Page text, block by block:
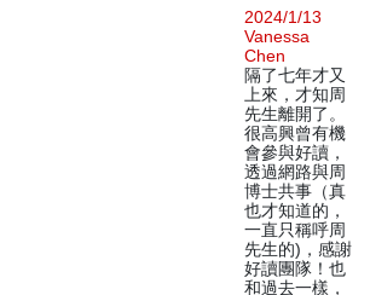
2024/1/13
Vanessa
Chen
隔了七年才又
上來，才知周
先生離開了。
很高興曾有機
會參與好讀，
透過網路與周
博士共事（真
也才知道的，
一直只稱呼周
先生的)，感謝
好讀團隊！也
和過去一樣，